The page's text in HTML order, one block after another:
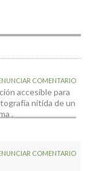
COMENTARIO
accesible para
nítida de un
.
COMENTARIO